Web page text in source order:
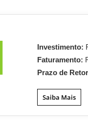
Investimento:
Faturamento:
Prazo de
Saiba Mais